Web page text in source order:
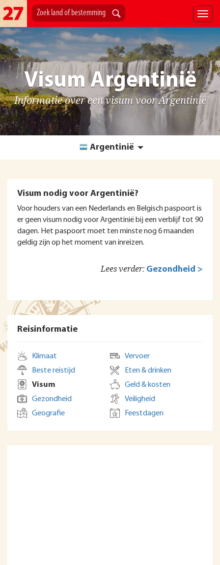
Visum Argentinië
Informatie over een visum voor Argentinië
Argentinië
Visum nodig voor Argentinië?
Voor houders van een Nederlands en Belgisch paspoort is
er geen visum nodig voor Argentinië bij een verblijf tot 90
dagen. Het paspoort moet ten minste nog 6 maanden
geldig zijn op het moment van inreizen.
Lees verder: Gezondheid >
Reisinformatie
Klimaat
Beste reistijd
Visum
Gezondheid
Geografie
Vervoer
Eten & drinken
Geld & kosten
Veiligheid
Feestdagen